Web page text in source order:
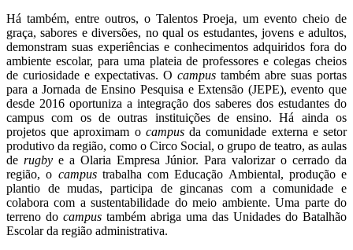
Há também, entre outros, o Talentos Proeja, um evento cheio de
graça, sabores e diversões, no qual os estudantes, jovens e adultos,
demonstram suas experiências e conhecimentos adquiridos fora do
ambiente escolar, para uma plateia de professores e colegas cheios
de curiosidade e expectativas. O campus também abre suas portas
para a Jornada de Ensino Pesquisa e Extensão (JEPE), evento que
desde 2016 oportuniza a integração dos saberes dos estudantes do
campus com os de outras instituições de ensino. Há ainda os
projetos que aproximam o campusda comunidade externa e setor
produtivo da região, como o Circo Social, o grupo de teatro, as aulas
de rugby e a Olaria Empresa Júnior. Para valorizar o cerrado da
região, o campustrabalha com Educação Ambiental, produção e
plantio de mudas, participa de gincanas com a comunidade e
colabora com a sustentabilidade do meio ambiente. Uma parte do
terreno do campus também abriga uma das Unidades do Batalhão
Escolar da região administrativa.